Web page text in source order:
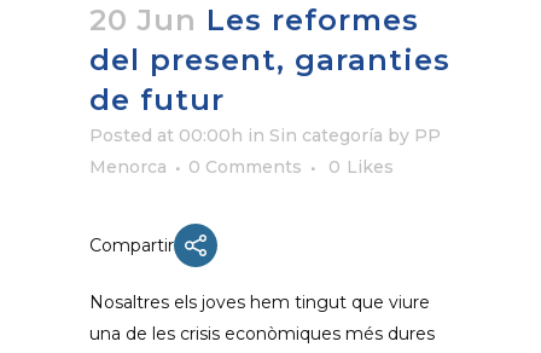
20 Jun Les reformes
del present, garanties
de futur
Posted at 00:00h in Sin categoría by PP
Menorca
0 Comments 0 Likes
Compartir
Nosaltres els joves hem tingut que viure
una de les crisis econòmiques més dures